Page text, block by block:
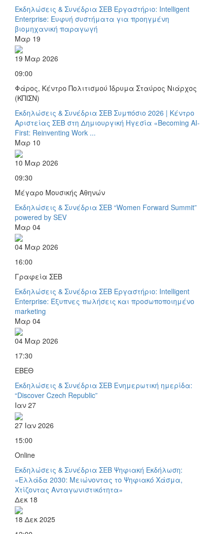
Εκδηλώσεις & Συνέδρια ΣΕΒ Εργαστήριο: Intelligent
Enterprise: Ευφυή συστήματα για προηγμένη
βιομηχανική παραγωγή
Μαρ 19
19 Μαρ 2026
09:00
Φάρος, Κέντρο Πολιτισμού Ίδρυμα Σταύρος Νιάρχος
(ΚΠΙΣΝ)
Εκδηλώσεις & Συνέδρια ΣΕΒ Συμπόσιο 2026 | Κέντρο
Αριστείας ΣΕΒ στη Δημιουργική Ηγεσία «Becoming AI-
First: Reinventing Work ...
Μαρ 10
10 Μαρ 2026
09:30
Μέγαρο Μουσικής Αθηνών
Εκδηλώσεις & Συνέδρια ΣΕΒ “Women Forward Summit”
powered by SEV
Μαρ 04
04 Μαρ 2026
16:00
Γραφεία ΣΕΒ
Εκδηλώσεις & Συνέδρια ΣΕΒ Εργαστήριο: Intelligent
Enterprise: Έξυπνες πωλήσεις και προσωποποιημένο
marketing
Μαρ 04
04 Μαρ 2026
17:30
ΕΒΕΘ
Εκδηλώσεις & Συνέδρια ΣΕΒ Ενημερωτική ημερίδα:
“Discover Czech Republic”
Ιαν 27
27 Ιαν 2026
15:00
Online
Εκδηλώσεις & Συνέδρια ΣΕΒ Ψηφιακή Εκδήλωση:
«Ελλάδα 2030: Μειώνοντας το Ψηφιακό Χάσμα,
Χτίζοντας Ανταγωνιστικότητα»
Δεκ 18
18 Δεκ 2025